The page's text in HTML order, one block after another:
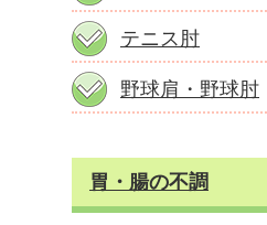
テニス肘
野球肩・野球肘
胃・腸の不調